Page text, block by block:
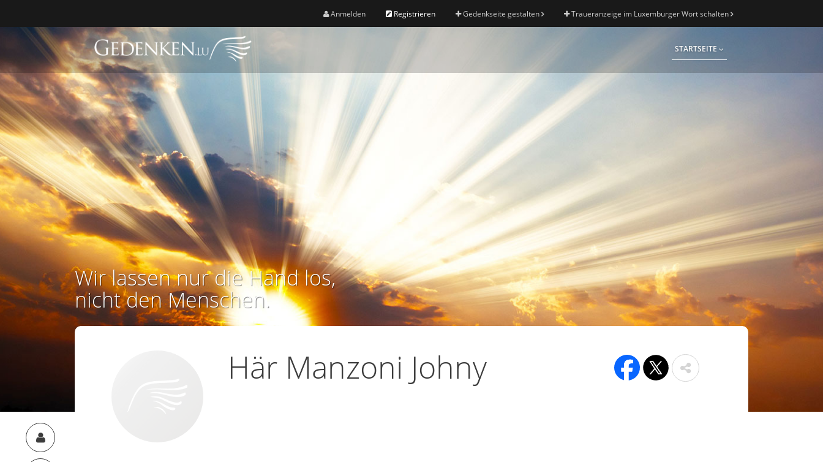
Anmelden Registrieren Gedenkseite gestalten Traueranzeige im Luxemburger Wort schalten
STARTSEITE
Wir lassen nur die Hand los,
nicht den Menschen.
Här Manzoni Johny